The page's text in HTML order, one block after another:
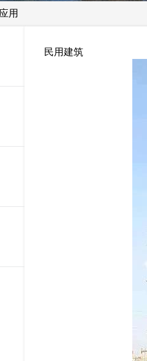
用
民用建筑